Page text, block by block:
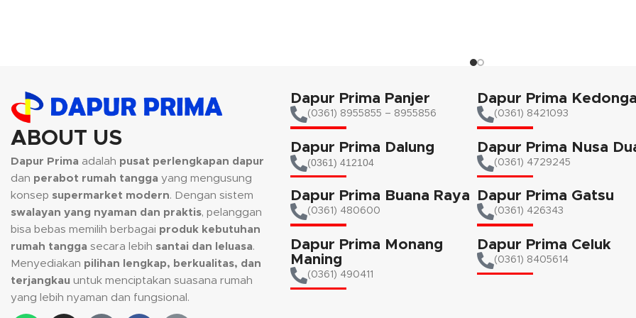
ABOUT US
Dapur Prima adalah pusat perlengkapan dapur
dan perabot rumah tangga yang mengusung
konsep supermarket modern. Dengan sistem
swalayan yang nyaman dan praktis, pelanggan
bisa bebas memilih berbagai produk kebutuhan
rumah tangga secara lebih santai dan leluasa.
Menyediakan pilihan lengkap, berkualitas, dan
terjangkau untuk menciptakan suasana rumah
yang lebih nyaman dan fungsional.
Dapur Prima Panjer
(0361) 8955855 – 8955856​
Dapur Prima Dalung
(0361) 412104
Dapur Prima Buana Raya
(0361) 480600
Dapur Prima Monang
Maning
(0361) 490411​
Dapur Prima
(0361) 8421093
Dapur Prima Nusa
(0361) 4729245
Dapur Prima Gatsu
(0361) 426343
Dapur Prima Celuk
(0361) 8405614